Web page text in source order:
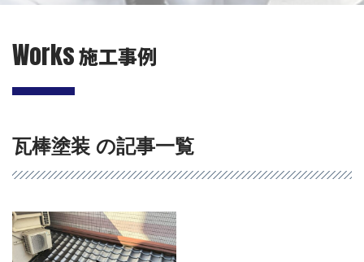
Works施工事例
瓦棒塗装 の記事一覧